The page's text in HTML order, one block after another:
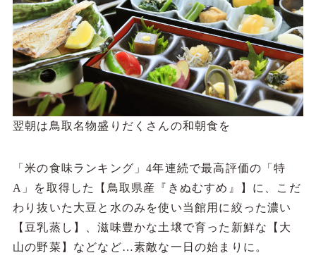
翌朝は鳥取名物盛りだくさんの和朝食を
A」を取得した【鳥取県産『きぬむすめ』】に、こだ
わり抜いた大豆と水のみを使い当館用に絞った濃い
【豆乳蒸し】、滋味豊かな土壌で育った新鮮な【大
山の野菜】などなど…素敵な一日の始まりに。